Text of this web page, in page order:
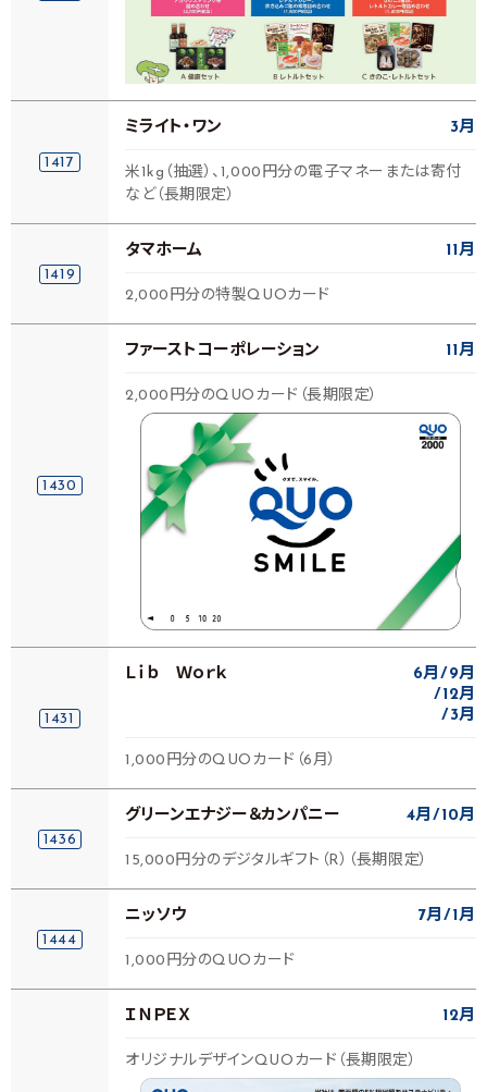
1417
ミライト・ワン 3月
米1kg（抽選）、1,000円分の電子マネーまたは寄付
など（長期限定）
1419
タマホーム 11月
2,000円分の特製QUOカード
1430
ファーストコーポレーション 11月
2,000円分のQUOカード（長期限定）
1431
Ｌｉｂ Ｗｏｒｋ 6月
9月
12月
3月
1,000円分のQUOカード（6月）
1436
グリーンエナジー＆カンパニー 4月 10月
15,000円分のデジタルギフト（R）（長期限定）
1444
ニッソウ 7月 1月
1,000円分のQUOカード
ＩＮＰＥＸ 12月
オリジナルデザインQUOカード（長期限定）